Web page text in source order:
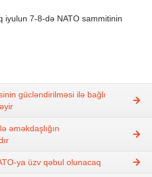
iyulun 7-8-də NATO sammitinin
gücləndirilməsi ilə bağlı
əməkdaşlığın
ya üzv qəbul olunacaq